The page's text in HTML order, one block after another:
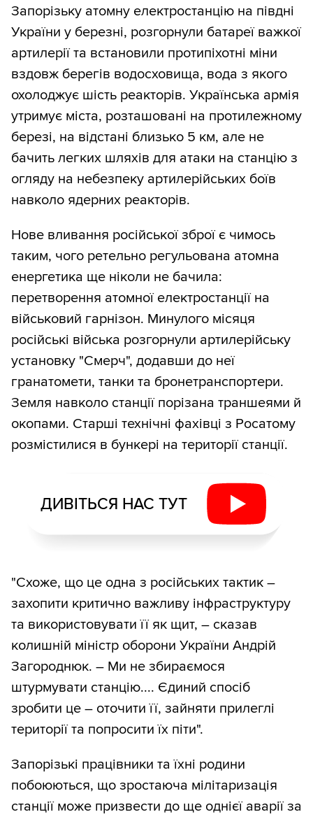
Запорізьку атомну електростанцію на півдні
України у березні, розгорнули батареї важкої
артилерії та встановили протипіхотні міни
вздовж берегів водосховища, вода з якого
охолоджує шість реакторів. Українська армія
утримує міста, розташовані на протилежному
березі, на відстані близько 5 км, але не
бачить легких шляхів для атаки на станцію з
огляду на небезпеку артилерійських боїв
навколо ядерних реакторів.
Нове вливання російської зброї є чимось
таким, чого ретельно регульована атомна
енергетика ще ніколи не бачила:
перетворення атомної електростанції на
військовий гарнізон. Минулого місяця
російські війська розгорнули артилерійську
установку "Смерч", додавши до неї
гранатомети, танки та бронетранспортери.
Земля навколо станції порізана траншеями й
окопами. Старші технічні фахівці з Росатому
розмістилися в бункері на території станції.
ДИВІТЬСЯ НАС ТУТ
"Схоже, що це одна з російських тактик –
захопити критично важливу інфраструктуру
та використовувати її як щит, – сказав
колишній міністр оборони України Андрій
Загороднюк. – Ми не збираємося
штурмувати станцію.... Єдиний спосіб
зробити це – оточити її, зайняти прилеглі
території та попросити їх піти".
Запорізькі працівники та їхні родини
побоюються, що зростаюча мілітаризація
станції може призвести до ще однієї аварії за